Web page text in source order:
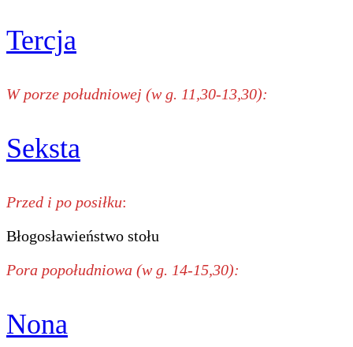
Tercja
W porze południowej (w g. 11,30-13,30):
Seksta
Przed i po posiłku:
Błogosławieństwo stołu
Pora popołudniowa (w g. 14-15,30):
Nona